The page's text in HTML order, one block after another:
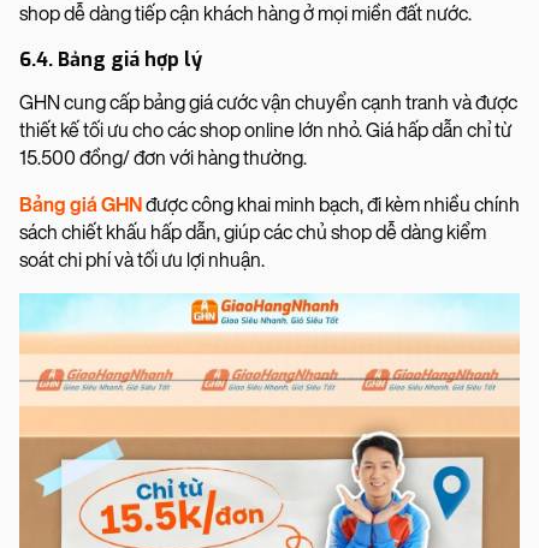
shop dễ dàng tiếp cận khách hàng ở mọi miền đất nước.
6.4. Bảng giá hợp lý
GHN cung cấp bảng giá cước vận chuyển cạnh tranh và được
thiết kế tối ưu cho các shop online lớn nhỏ. Giá hấp dẫn chỉ từ
15.500 đồng/ đơn với hàng thường.
Bảng giá GHN được công khai minh bạch, đi kèm nhiều chính
sách chiết khấu hấp dẫn, giúp các chủ shop dễ dàng kiểm
soát chi phí và tối ưu lợi nhuận.